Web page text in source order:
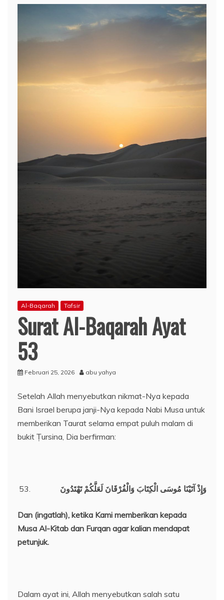
Al-Baqarah Tafsir
Surat Al-Baqarah Ayat
53
Februari 25, 2026 abu yahya
Setelah Allah menyebutkan nikmat-Nya kepada
Bani Israel berupa janji-Nya kepada Nabi Musa untuk
memberikan Taurat selama empat puluh malam di
bukit Ṭursina, Dia berfirman:
وَإِذْ آتَيْنَا مُوسَى الْكِتَابَ وَالْفُرْقَانَ لَعَلَّكُمْ تَهْتَدُونَ
Dan (ingatlah), ketika Kami memberikan kepada
Musa Al-Kitab dan Furqan agar kalian mendapat
petunjuk.
Dalam ayat ini, Allah menyebutkan salah satu